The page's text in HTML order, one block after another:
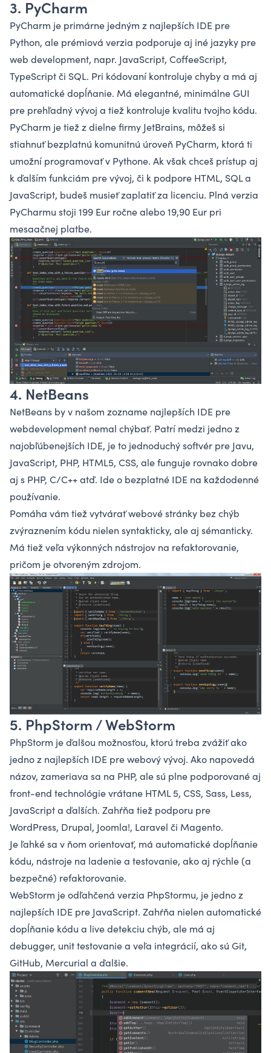
3. PyCharm
PyCharm je primárne jedným z najlepších IDE pre
Python, ale prémiová verzia podporuje aj iné jazyky pre
web development, napr. JavaScript, CoffeeScript,
TypeScript či SQL. Pri kódovaní kontroluje chyby a má aj
automatické dopĺňanie. Má elegantné, minimálne GUI
pre prehľadný vývoj a tiež kontroluje kvalitu tvojho kódu.
PyCharm je tiež z dielne firmy JetBrains, môžeš si
stiahnuť bezplatnú komunitnú úroveň PyCharm, ktorá ti
umožní programovať v Pythone. Ak však chceš prístup aj
k ďalším funkciám pre vývoj, či k podpore HTML, SQL a
JavaScript, budeš musieť zaplatiť za licenciu. Plná verzia
PyCharmu stoji 199 Eur ročne alebo 19,90 Eur pri
mesaačnej platbe.
4. NetBeans
NetBeans by v našom zozname najlepších IDE pre
webdevelopment nemal chýbať. Patrí medzi jedno z
najobľúbenejších IDE, je to jednoduchý softvér pre Javu,
JavaScript, PHP, HTML5, CSS, ale funguje rovnako dobre
aj s PHP, C/C++ atď. Ide o bezplatné IDE na každodenné
používanie.
Pomáha vám tiež vytvárať webové stránky bez chýb
zvýraznením kódu nielen syntakticky, ale aj sémanticky.
Má tiež veľa výkonných nástrojov na refaktorovanie,
pričom je otvoreným zdrojom.
5. PhpStorm / WebStorm
PhpStorm je ďalšou možnosťou, ktorú treba zvážiť ako
jedno z najlepších IDE pre webový vývoj. Ako napovedá
názov, zameriava sa na PHP, ale sú plne podporované aj
front-end technológie vrátane HTML 5, CSS, Sass, Less,
JavaScript a ďalších. Zahŕňa tiež podporu pre
WordPress, Drupal, Joomla!, Laravel či Magento.
Je ľahké sa v ňom orientovať, má automatické dopĺňanie
kódu, nástroje na ladenie a testovanie, ako aj rýchle (a
bezpečné) refaktorovanie.
WebStorm je odľahčená verzia PhpStormu, je jedno z
najlepších IDE pre JavaScript. Zahŕňa nielen automatické
dopĺňanie kódu a live detekciu chýb, ale má aj
debugger, unit testovanie a veľa integrácií, ako sú Git,
GitHub, Mercurial a ďalšie.